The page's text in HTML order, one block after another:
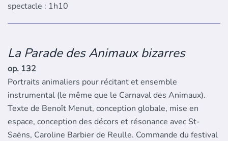
spectacle : 1h10
La Parade des Animaux bizarres
op. 132
Portraits animaliers pour récitant et ensemble
instrumental (le même que le Carnaval des Animaux).
Texte de Benoît Menut, conception globale, mise en
espace, conception des décors et résonance avec St-
Saëns, Caroline Barbier de Reulle. Commande du festival